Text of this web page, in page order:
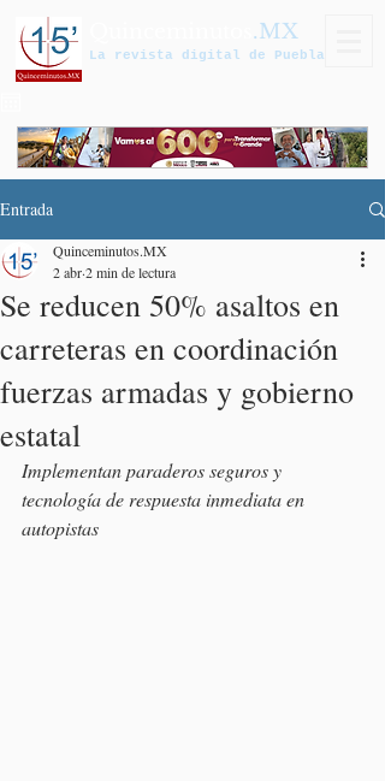
.MX
La revista digital de Puebla
Entrada
Se reducen 50% asaltos en
carreteras en coordinación
fuerzas armadas y gobierno
estatal
Quinceminutos.MX
2 abr2 min de lectura
Implementan paraderos seguros y
tecnología de respuesta inmediata en
autopistas